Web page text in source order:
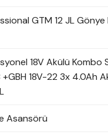
GTM 12 JL Gönye
18V Akülü Kombo
+GBH 18V-22 3x 4.0Ah
Asansörü